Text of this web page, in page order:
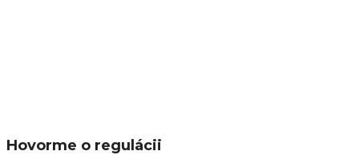
Hovorme o regulácii